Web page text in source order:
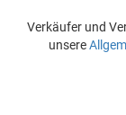
Verkäufer und
unsere